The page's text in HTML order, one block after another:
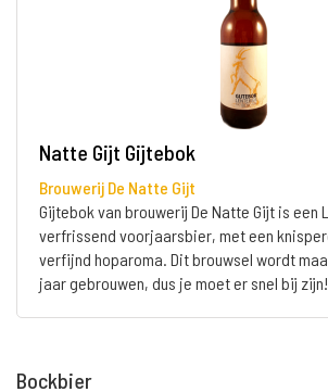
Natte Gijt Gijtebok
Brouwerij De Natte Gijt
Gijtebok van brouwerij De Natte Gijt is een
verfrissend voorjaarsbier, met een
verfijnd hoparoma. Dit brouwsel wordt
jaar gebrouwen, dus je moet er snel bij zijn!
Bockbier